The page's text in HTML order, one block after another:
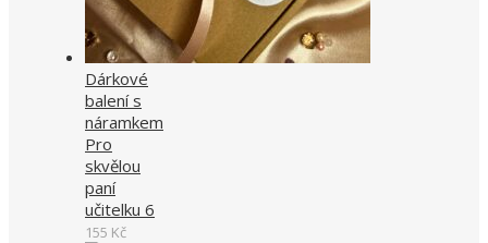
Dárkové
balení s
náramkem
Pro
skvělou
paní
učitelku 6
155 Kč